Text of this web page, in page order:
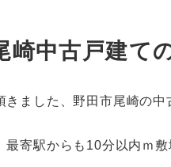
崎中古戸建て
きました、野田市尾崎の
最寄駅からも10分以内ｍ